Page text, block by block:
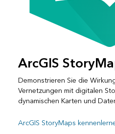
ArcGIS
Demonstrieren Sie die
Vernetzungen mit digitalen
dynamischen Karten und
ArcGIS StoryMaps